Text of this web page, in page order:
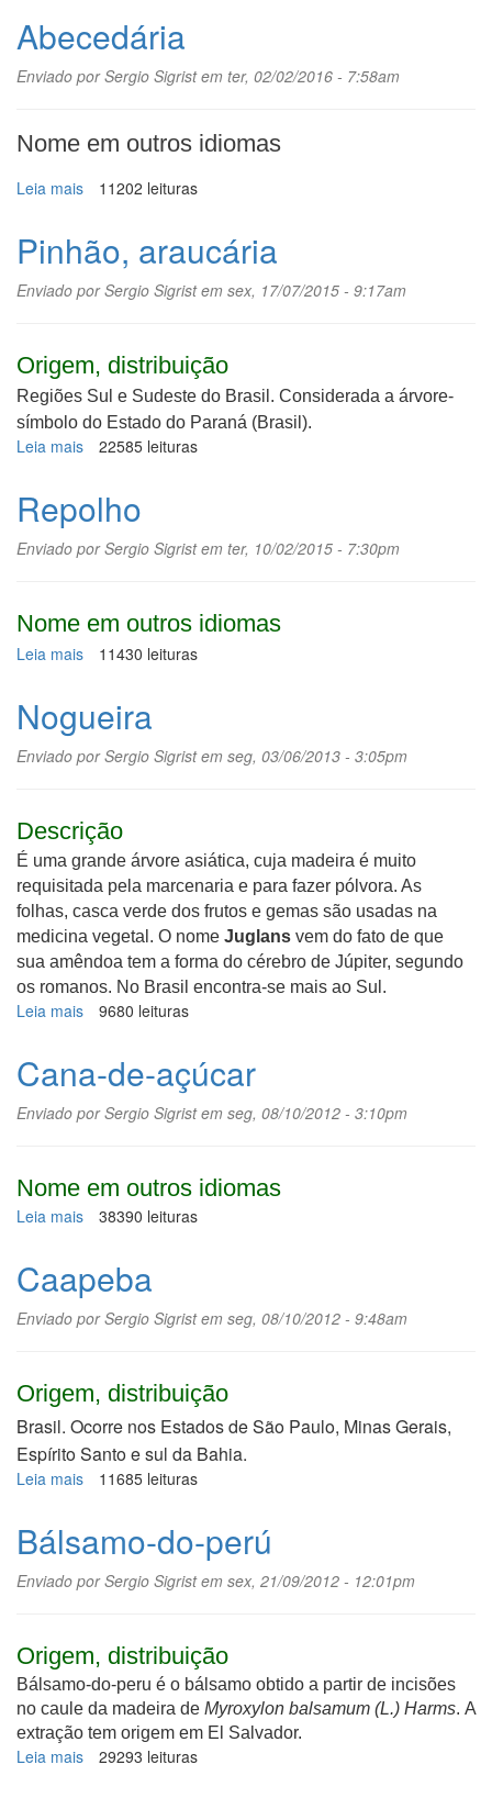
Abecedária
Enviado porSergio Sigristem ter, 02/02/2016 - 7:58am
Nome em outros idiomas
Leia mais sobre
11202 leituras
Pinhão, araucária
Enviado porSergio Sigristem sex, 17/07/2015 - 9:17am
Origem, distribuição
Regiões Sul e Sudeste do Brasil. Considerada a árvore-
símbolo do Estado do Paraná (Brasil).
Leia mais sobre
22585 leituras
Repolho
Enviado porSergio Sigristem ter, 10/02/2015 - 7:30pm
Nome em outros idiomas
Leia mais sobre
11430 leituras
Nogueira
Enviado porSergio Sigristem seg, 03/06/2013 - 3:05pm
Descrição
É uma grande árvore asiática, cuja madeira é muito
requisitada pela marcenaria e para fazer pólvora. As
folhas, casca verde dos frutos e gemas são usadas na
medicina vegetal. O nome Juglans vem do fato de que
sua amêndoa tem a forma do cérebro de Júpiter, segundo
os romanos. No Brasil encontra-se mais ao Sul.
Leia mais sobre
9680 leituras
Cana-de-açúcar
Enviado porSergio Sigristem seg, 08/10/2012 - 3:10pm
Nome em outros idiomas
Leia mais sobre
açúcar
38390 leituras
Caapeba
Enviado porSergio Sigristem seg, 08/10/2012 - 9:48am
Origem, distribuição
Brasil. Ocorre nos Estados de São Paulo, Minas Gerais,
Espírito Santo e sul da Bahia.
Leia mais sobre
11685 leituras
Bálsamo-do-perú
Enviado porSergio Sigristem sex, 21/09/2012 - 12:01pm
Origem, distribuição
Bálsamo-do-peru é o bálsamo obtido a partir de incisões
no caule da madeira de Myroxylon balsamum (L.) Harms. A
extração tem origem em El Salvador.
Leia mais sobre
29293 leituras